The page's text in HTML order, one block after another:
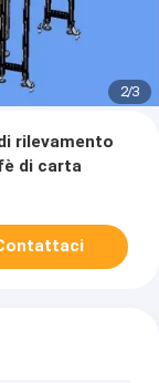
2/3
rilevamento
di carta